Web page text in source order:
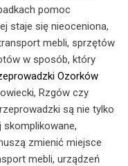
pomoc
staje się nieoceniona,
mebli, sprzętów
w sposób, który
Ozorków
Rzgów czy
są nie tylko
skomplikowane,
zmienić miejsce
mebli, urządzeń